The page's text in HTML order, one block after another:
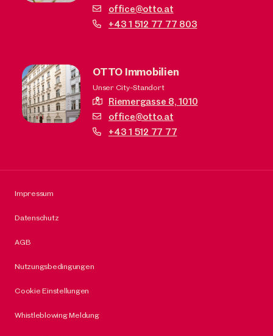
office@otto.at
+43 1 512 77 77 803
OTTO Immobilien
Unser City-Standort
Riemergasse 8,1010
office@otto.at
+43 1 512 77 77
Impressum
Datenschutz
AGB
Nutzungsbedingungen
Cookie Einstellungen
Whistleblowing Meldung